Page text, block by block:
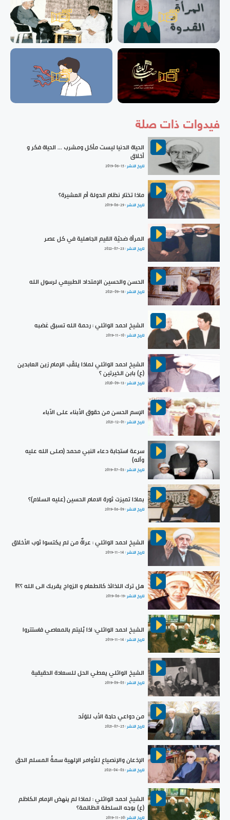
فيدوات ذات صلة
الحياة الدنيا ليست مأكل ومشرب ... الحياة فكر و
أخلاق
تاريخ النشر :2019-06-15
ماذا تختار نظام الدولة أم العشيرة؟
تاريخ النشر :2019-06-29
المرأة ضحيّة القيم الجاهلية في كل عصر
تاريخ النشر :2022-07-23
الحسن والحسين الإمتداد الطبيعي لرسول الله
تاريخ النشر :2021-09-18
الشيخ احمد الوائلي : رحمة الله تسبق غضبه
تاريخ النشر :2019-11-10
الشيخ احمد الوائلي لماذا يلقّب الإمام زين العابدين
(ع) بابن الخيرتين ؟
تاريخ النشر :2020-09-13
الإسم الحسن من حقوق الأبناء على الآباء
تاريخ النشر :2021-12-01
سرعة استجابة دعاء النبي محمد (صلى الله عليه
وآله)
تاريخ النشر :2019-07-03
بماذا تميزت ثورة الامام الحسين (عليه السلام)؟
تاريخ النشر :2019-06-09
الشيخ احمد الوائلي : عراةٌ من لم يكتسوا ثوب الأخلاق
تاريخ النشر : 2019-11-14
هل ترك اللذائذ كالطعام و الزواج يقربك الى الله ؟؟!!
تاريخ النشر :2019-06-19
الشيخ احمد الوائلي: اذا بُليتم بالمعاصي فاستتروا
تاريخ النشر : 2019-11-14
الشيخ الوائلي يعطي الحل للسعادة الحقيقية
تاريخ النشر :2019-09-05
من دواعي حاجة الأب للوَلَد
تاريخ النشر :2021-07-25
الإذعان والإنصياع للأوامر الإلهية سمةُ المسلم الحق
تاريخ النشر :2021-04-03
الشيخ احمد الوائلي : لماذا لم ينهض الإمام الكاظم
(ع) بوجه السلطة الظالمة؟
تاريخ النشر :2019-11-30